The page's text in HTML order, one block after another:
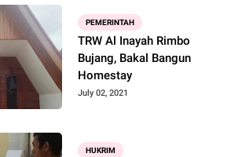
PEMERINTAH
TRW Al Inayah Rimbo
Bujang, Bakal Bangun
Homestay
July 02, 2021
HUKRIM